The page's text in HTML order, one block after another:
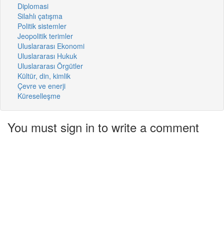
Diplomasi
Silahlı çatışma
Politik sistemler
Jeopolitik terimler
Uluslararası Ekonomi
Uluslararası Hukuk
Uluslararası Örgütler
Kültür, din, kimlik
Çevre ve enerji
Küreselleşme
You must sign in to write a comment